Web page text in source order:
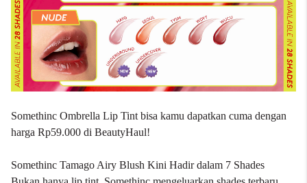
Somethinc Ombrella Lip Tint bisa kamu dapatkan cuma dengan
harga Rp59.000 di BeautyHaul!
Somethinc Tamago Airy Blush Kini Hadir dalam 7 Shades